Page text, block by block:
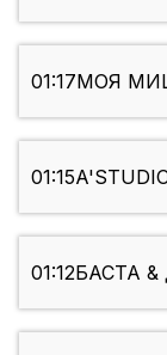
01:17МОЯ
01:15
01:12БАСТА